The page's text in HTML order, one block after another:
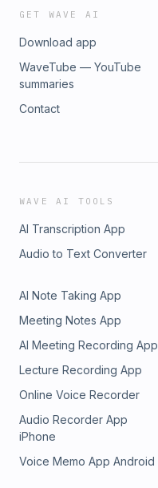
GET WAVE AI
Download app
WaveTube — YouTube
summaries
Contact
WAVE AI TOOLS
AI Transcription App
Audio to Text Converter
AI Note Taking App
Meeting Notes App
AI Meeting Recording App
Lecture Recording App
Online Voice Recorder
Audio Recorder App
iPhone
Voice Memo App Android